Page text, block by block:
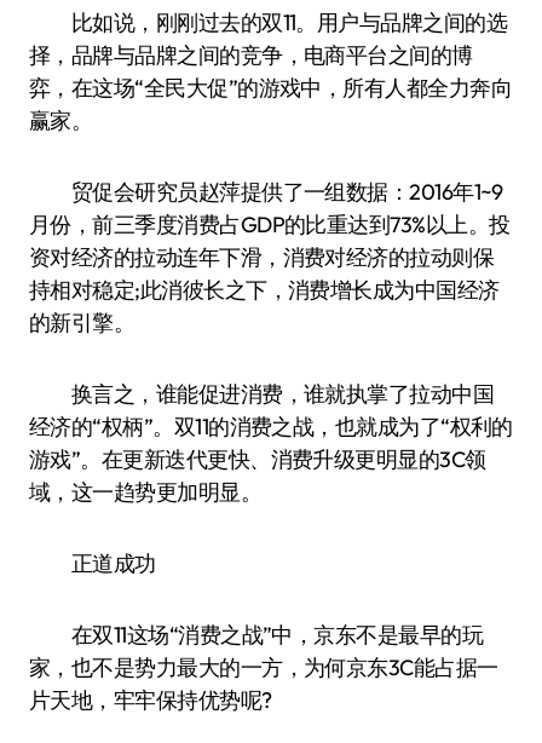
比如说，刚刚过去的双11。用户与品牌之间的选
择，品牌与品牌之间的竞争，电商平台之间的博
弈，在这场“全民大促”的游戏中，所有人都全力奔向
赢家。
贸促会研究员赵萍提供了一组数据：2016年1~9
月份，前三季度消费占GDP的比重达到73%以上。投
资对经济的拉动连年下滑，消费对经济的拉动则保
持相对稳定;此消彼长之下，消费增长成为中国经济
的新引擎。
换言之，谁能促进消费，谁就执掌了拉动中国
经济的“权柄”。双11的消费之战，也就成为了“权利的
游戏”。在更新迭代更快、消费升级更明显的3C领
域，这一趋势更加明显。
正道成功
在双11这场“消费之战”中，京东不是最早的玩
家，也不是势力最大的一方，为何京东3C能占据一
片天地，牢牢保持优势呢?